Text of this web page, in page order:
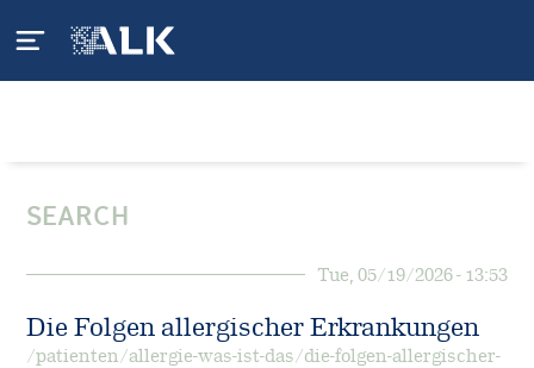
Allergie - was ist das?
Pollenallergie
Hausstaubmilbenallergie
Allergisches Asthma
Behandlung
ALK International
SEARCH
Tue, 05/19/2026 - 13:53
Die Folgen allergischer Erkrankungen
/patienten/allergie-was-ist-das/die-folgen-allergischer-